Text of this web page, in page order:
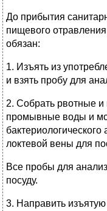
До прибытия
пищевого
обязан:
1. Изъять из
и взять пробу для
2. Собрать рвотные
промывные воды и
локтевой вены для
Все пробы для
посуду.
3. Направить